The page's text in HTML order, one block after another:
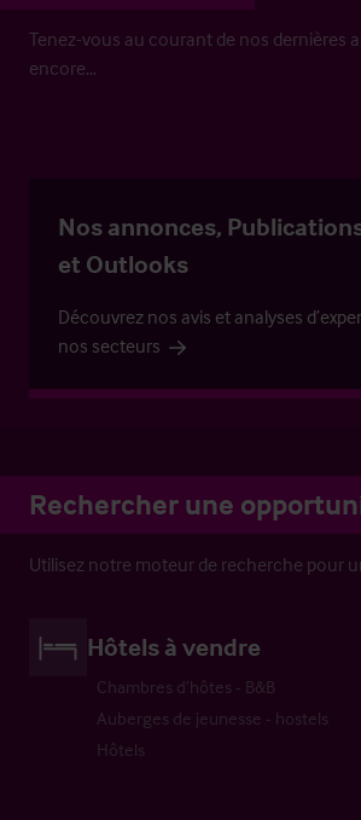
Tenez-vous au courant de nos dernières
encore…
Nos annonces,
et Outlooks
Découvrez nos avis et analyses
nos secteurs
Rechercher une
Utilisez notre moteur de recherche pour
Hôtels à vendre
Chambres d’hôtes - B&B
Auberges de jeunesse - hostels
Hôtels